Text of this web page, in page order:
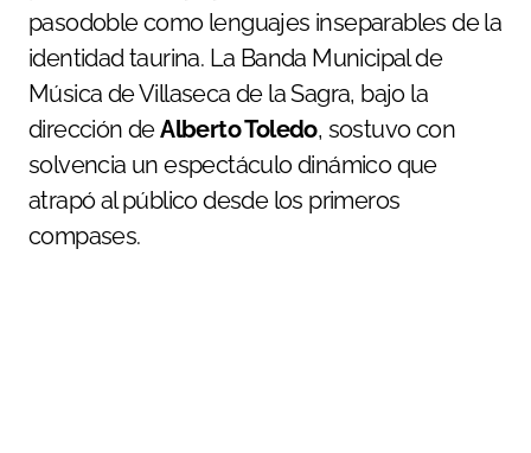
pasodoble como lenguajes inseparables de la
identidad taurina. La Banda Municipal de
Música de Villaseca de la Sagra, bajo la
dirección deAlberto Toledo, sostuvo con
solvencia un espectáculo dinámico que
atrapó al público desde los primeros
compases.